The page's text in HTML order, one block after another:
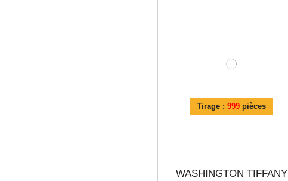
Tirage :999 pièces
WASHINGTON TIFFANY